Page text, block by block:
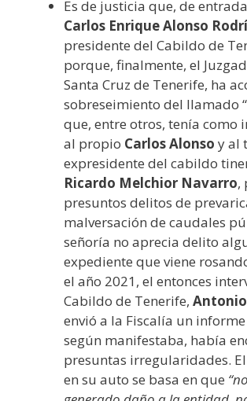
Es de justicia que, de
Carlos Enrique Alonso
presidente del Cabildo de
porque, finalmente, el
Santa Cruz de Tenerife, ha
sobreseimiento del llamado
que, entre otros, tenía como
al propio Carlos Alonso y al
expresidente del cabildo
Ricardo Melchior Navarro,
presuntos delitos de
malversación de caudales
señoría no aprecia delito
expediente que viene
el año 2021, el entonces
Cabildo de Tenerife,
envió a la Fiscalía un
según manifestaba, había
presuntas irregularidades. El
en su auto se basa en que